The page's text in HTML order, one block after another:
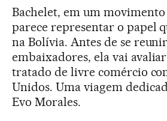
Bachelet, em um
parece representar o papel
na Bolívia. Antes de se
embaixadores, ela vai
tratado de livre comércio
Unidos. Uma viagem
Evo Morales.